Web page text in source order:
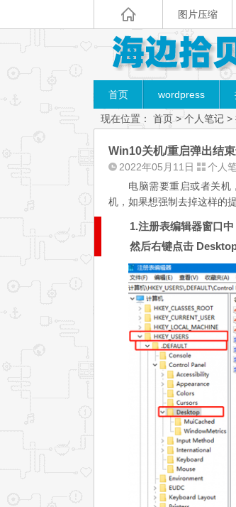
图片压缩
首页 wordpress
现在位置： 首页 > 个人笔记 >
Win10关机/重启弹出结
2022年05月11日 个人
电脑需要重启或者关机
机，如果想强制去掉这样的
1.注册表编辑器窗口
然后右键点击